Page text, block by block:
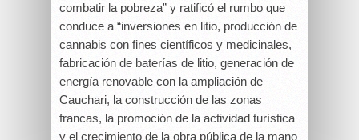
combatir la pobreza” y ratificó el rumbo que
conduce a “inversiones en litio, producción de
cannabis con fines científicos y medicinales,
fabricación de baterías de litio, generación de
energía renovable con la ampliación de
Cauchari, la construcción de las zonas
francas, la promoción de la actividad turística
y el crecimiento de la obra pública de la mano